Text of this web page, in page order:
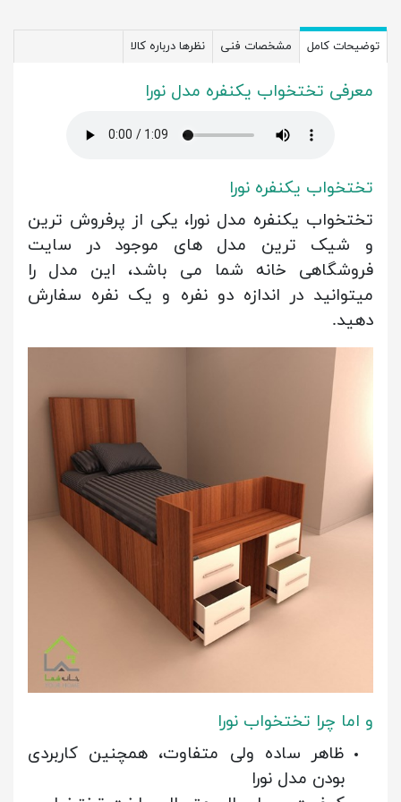
توضیحات کامل مشخصات فنی نظرها درباره کالا
معرفی تختخواب یکنفره مدل نورا
تختخواب یکنفره نورا
تختخواب یکنفره مدل نورا، یکی از پرفروش ترین
و شیک ترین مدل های موجود در سایت
فروشگاهی خانه شما می باشد، این مدل را
میتوانید در اندازه دو نفره و یک نفره سفارش
دهید.
و اما چرا تختخواب نورا
ظاهر ساده ولی متفاوت، همچنین کاربردی
بودن مدل نورا